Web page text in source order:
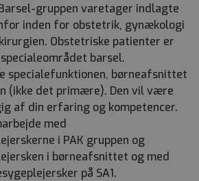
gruppen varetager indlagte
inden for obstetrik, gynækologi
Obstetriske patienter er
barsel.
specialefunktionen, børneafsnittet
(ikke det primære). Den vil være
af din erfaring og kompetencer.
med
i PAK gruppen og
i børneafsnittet og med
på SA1.